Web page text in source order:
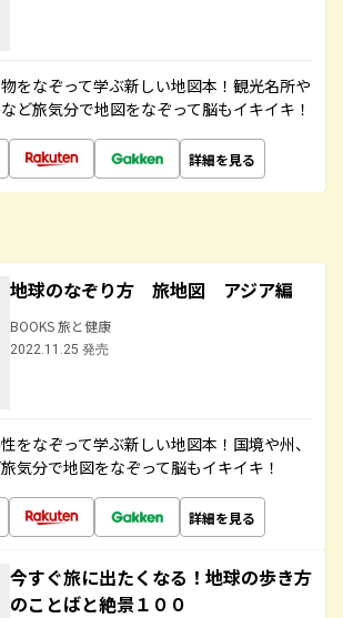
をなぞって学ぶ新しい地図本！観光名所や
ど旅気分で地図をなぞって脳もイキイキ！
詳細を見る
地球のなぞり方 旅地図 アジア編
BOOKS 旅と健康
2022.11.25 発売
をなぞって学ぶ新しい地図本！国境や州、
気分で地図をなぞって脳もイキイキ！
詳細を見る
今すぐ旅に出たくなる！地球の歩き方
のことばと絶景１００